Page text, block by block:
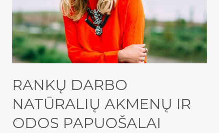
RANKŲ DARBO
NATŪRALIŲ AKMENŲ IR
ODOS PAPUOŠALAI